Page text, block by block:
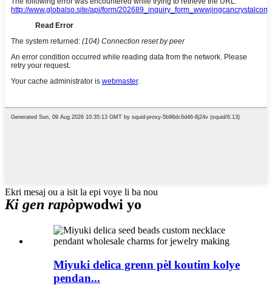
Ekri mesaj ou a isit la epi voye li ba nou
Ki gen rapòpwodwi yo
Miyuki delica grenn pèl koutim kolye
pendan...